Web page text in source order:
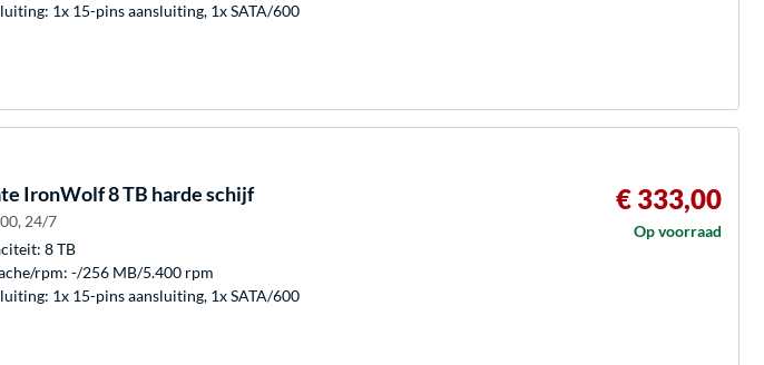
1x 15-pins aansluiting, 1x SATA/600
IronWolf 8 TB harde schijf
24/7
8 TB
rpm: -/256 MB/5.400 rpm
1x 15-pins aansluiting, 1x SATA/600
€ 333,00
Op voorraad